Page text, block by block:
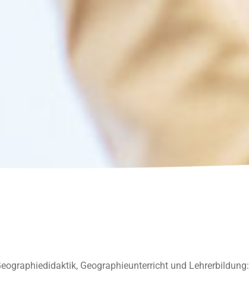
Geographieunterricht und Lehrerbildung: